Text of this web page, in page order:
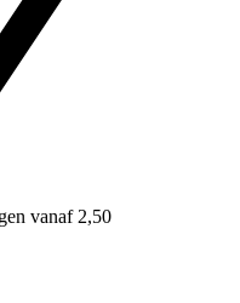
vanaf 2,50